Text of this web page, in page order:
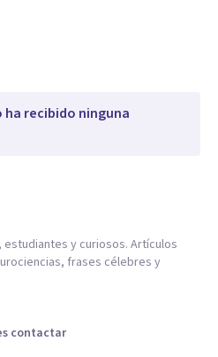
ha recibido ninguna
y curiosos. Artículos
frases célebres y
contactar